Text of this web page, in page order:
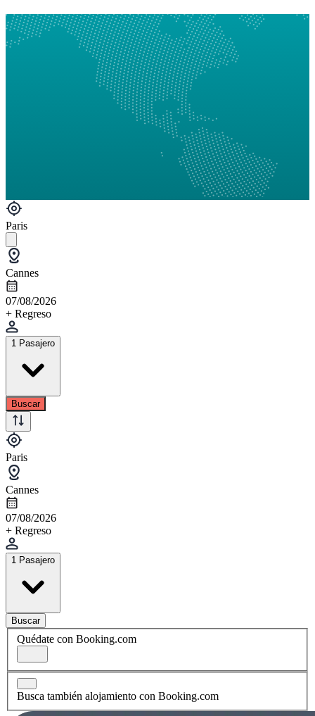
Paris
Cannes
07/08/2026
+ Regreso
1 Pasajero
Buscar
Paris
Cannes
07/08/2026
+ Regreso
1 Pasajero
Buscar
Quédate con Booking.com
Busca también alojamiento con Booking.com